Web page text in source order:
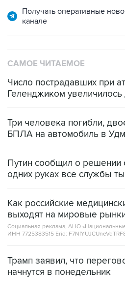
Получать оперативные
канале
САМОЕ ЧИТАЕМОЕ
Число пострадавших при
Геленджиком
Три человека погибли,
БПЛА на автомобиль в
Путин сообщил о решении
одних руках все службы
Как российские
выходят на мировые
Социальная реклама, АНО
ИНН 7725383515 Erid:
Трамп заявил, что
начнутся в понедельник